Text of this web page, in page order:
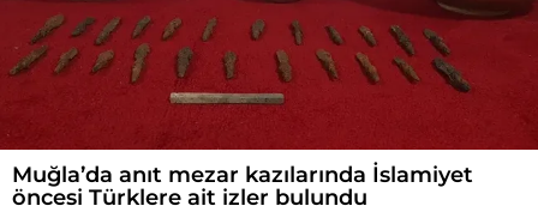
Muğla’da anıt mezar kazılarında İslamiyet
öncesi Türklere ait izler bulundu